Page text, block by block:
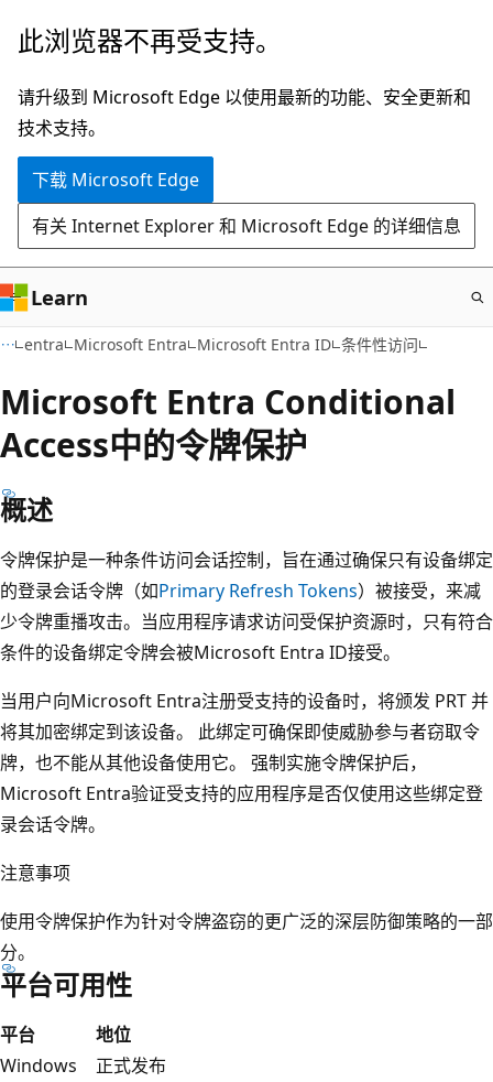
跳
主
要
内
此浏览器不再受支持。
请升级到 Microsoft Edge 以使用最新的功能、安全更新和
技术支持。
下载 Microsoft Edge
有关 Internet Explorer 和 Microsoft Edge 的详细信息
Learn
entra Microsoft Entra Microsoft Entra ID 条件性访问
Microsoft Entra Conditional
Access中的令牌保护
概述
令牌保护是一种条件访问会话控制，旨在通过确保只有设备绑定
的登录会话令牌（如Primary Refresh Tokens）被接受，来减
少令牌重播攻击。当应用程序请求访问受保护资源时，只有符合
条件的设备绑定令牌会被Microsoft Entra ID接受。
当用户向Microsoft Entra注册受支持的设备时，将颁发 PRT 并
将其加密绑定到该设备。 此绑定可确保即使威胁参与者窃取令
牌，也不能从其他设备使用它。 强制实施令牌保护后，
Microsoft Entra验证受支持的应用程序是否仅使用这些绑定登
录会话令牌。
注意事项
使用令牌保护作为针对令牌盗窃的更广泛的深层防御策略的一部
分。
平台可用性
平台
地位
Windows
正式发布